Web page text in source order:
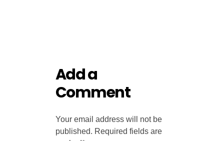
Add a
Comment
Your email address will not be
published. Required fields are